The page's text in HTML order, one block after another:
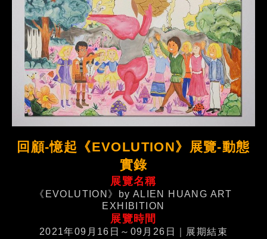
回顧-憶起《EVOLUTION》展覽-動態
實錄
展覽名稱
《EVOLUTION》by ALIEN HUANG ART
EXHIBITION
展覽時間
2021年09月16日～09月26日｜展期結束